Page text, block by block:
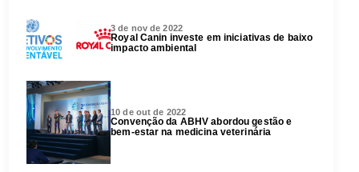
3 de nov de 2022
Royal Canin investe em iniciativas de baixo
impacto ambiental
10 de out de 2022
Convenção da ABHV abordou gestão e
bem-estar na medicina veterinária